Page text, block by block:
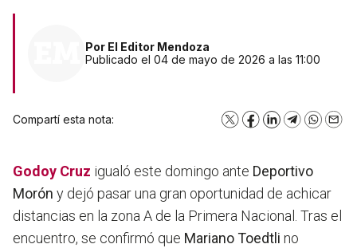
Por El Editor Mendoza
Publicado el 04 de mayo de 2026 a las 11:00
Compartí esta nota: X Facebook
LinkedInTelegram
Godoy Cruz igualó este domingo ante Deportivo
Morón y dejó pasar una gran oportunidad de achicar
distancias en la zona A de la Primera Nacional. Tras el
encuentro, se confirmó que Mariano Toedtli no